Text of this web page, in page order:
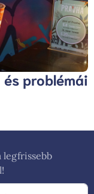
problémái
legfrissebb